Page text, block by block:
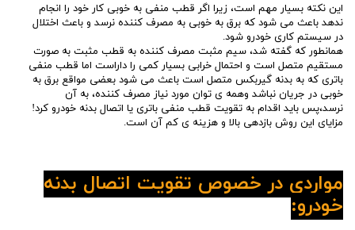
این نکته بسیار مهم است، زیرا اگر قطب منفی به خوبی کار خود را انجام
ندهد باعث می شود که برق به خوبی به مصرف کننده نرسد و باعث اختلال
در سیستم کاری خودرو شود.
همانطور که گفته شد، سیم مثبت مصرف کننده به قطب مثبت به صورت
مستقیم متصل است و احتمال خرابی بسیار کمی را داراست اما قطب منفی
باتری که به بدنه گیربکس متصل است باعث می شود بعضی مواقع برق به
خوبی در جریان نباشد وهمه ی توان مورد نیاز مصرف کننده، به آن
نرسد،پس باید اقدام به تقویت قطب منفی باتری یا اتصال بدنه خودرو کرد!
مزایای این روش بازدهی بالا و هزینه ی کم آن است.
مواردی در خصوص تقویت اتصال بدنه
خودرو: